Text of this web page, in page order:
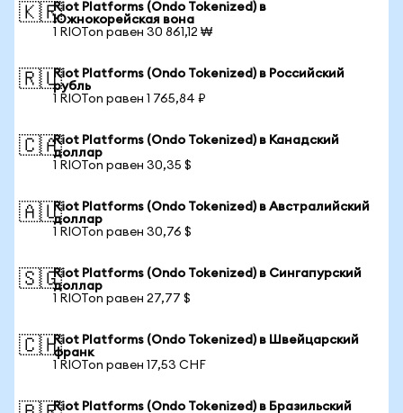
🇰🇷Riot Platforms (Ondo Tokenized) в
Южнокорейская вона
1 RIOTon равен 30 861,12 ₩
🇷🇺Riot Platforms (Ondo Tokenized) в Российский
рубль
1 RIOTon равен 1 765,84 ₽
🇨🇦Riot Platforms (Ondo Tokenized) в Канадский
доллар
1 RIOTon равен 30,35 $
🇦🇺Riot Platforms (Ondo Tokenized) в Австралийский
доллар
1 RIOTon равен 30,76 $
🇸🇬Riot Platforms (Ondo Tokenized) в Сингапурский
доллар
1 RIOTon равен 27,77 $
🇨🇭Riot Platforms (Ondo Tokenized) в Швейцарский
франк
1 RIOTon равен 17,53 CHF
Riot Platforms (Ondo Tokenized) в Бразильский